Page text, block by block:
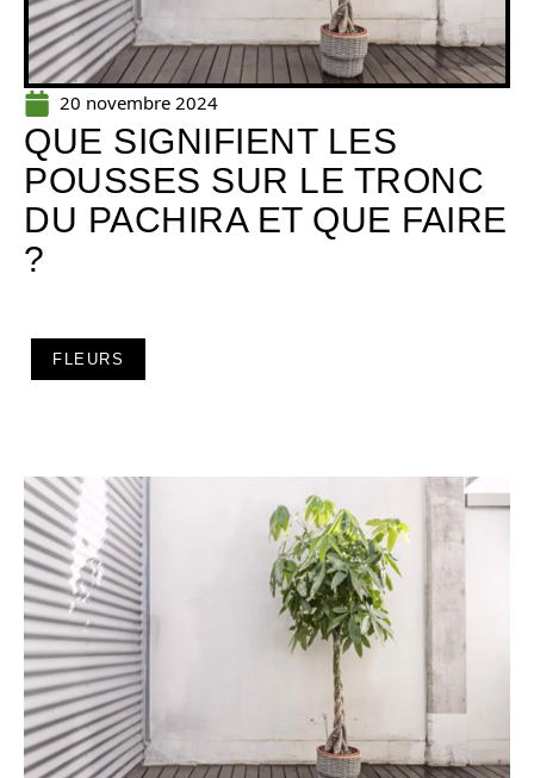
20 novembre 2024
QUE SIGNIFIENT LES
POUSSES SUR LE TRONC
DU PACHIRA ET QUE FAIRE
?
FLEURS